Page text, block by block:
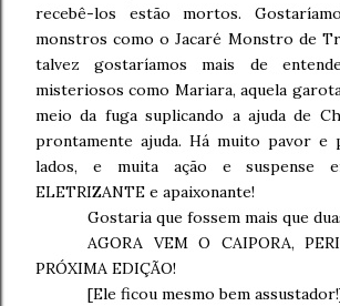
recebê-los estão mortos.
monstros como o Jacaré Monstro de
talvez gostaríamos mais de
misteriosos como Mariara, aquela
meio da fuga suplicando a ajuda de
prontamente ajuda. Há muito pavor e
lados, e muita ação e suspense
ELETRIZANTE e apaixonante!
Gostaria que fossem mais que
AGORA VEM O CAIPORA,
PRÓXIMA EDIÇÃO!
[Ele ficou mesmo bem